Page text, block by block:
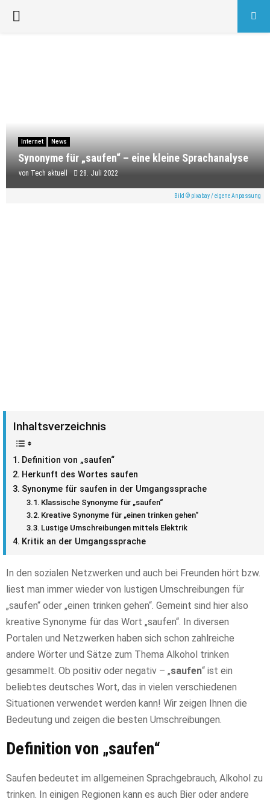
PRIMARY
Internet News
Synonyme für „saufen“ – eine kleine Sprachanalyse
von Tech aktuell 28. Juli 2022
Bild © pixabay / eigene Anpassung
Inhaltsverzeichnis
Definition von „saufen“
Herkunft des Wortes saufen
Synonyme für saufen in der Umgangssprache
Klassische Synonyme für „saufen“
Kreative Synonyme für „einen trinken gehen“
Lustige Umschreibungen mittels Elektrik
Kritik an der Umgangssprache
In den sozialen Netzwerken und auch bei Freunden hört bzw.
liest man immer wieder von lustigen Umschreibungen für
„saufen“ oder „einen trinken gehen“. Gemeint sind hier also
kreative Synonyme für das Wort „saufen“. In diversen
Portalen und Netzwerken haben sich schon zahlreiche
andere Wörter und Sätze zum Thema Alkohol trinken
gesammelt. Ob positiv oder negativ – „saufen“ ist ein
beliebtes deutsches Wort, das in vielen verschiedenen
Situationen verwendet werden kann! Wir zeigen Ihnen die
Bedeutung und zeigen die besten Umschreibungen.
Definition von „saufen“
Saufen bedeutet im allgemeinen Sprachgebrauch, Alkohol zu
trinken. In einigen Regionen kann es auch Bier oder andere